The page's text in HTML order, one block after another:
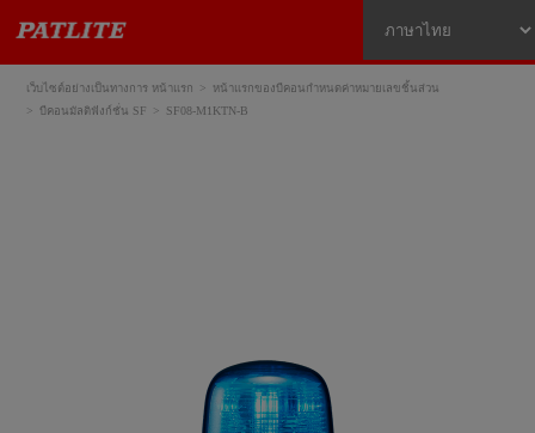
เว็บไซต์อย่างเป็นทางการ หน้าแรก
หน้าแรกของบีคอนกำหนดค่าหมายเลขชิ้นส่วน
บีคอนมัลติฟังก์ชั่น SF
SF08-M1KTN-B